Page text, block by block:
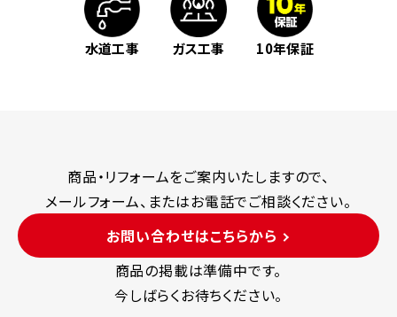
水道工事 ガス工事 10年保証
商品・リフォームをご案内いたしますので、
メールフォーム、またはお電話でご相談ください。
お問い合わせはこちらから
商品の掲載は準備中です。
今しばらくお待ちください。